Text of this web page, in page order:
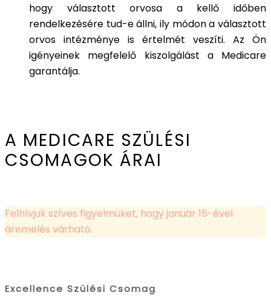
hogy választott orvosa a kellő időben
rendelkezésére tud-e állni, ily módon a választott
orvos intézménye is értelmét veszíti. Az Ön
igényeinek megfelelő kiszolgálást a Medicare
garantálja.
A MEDICARE SZÜLÉSI
CSOMAGOK ÁRAI
Felhívjuk szíves figyelmüket, hogy január 15-ével
áremelés várható.
Excellence Szülési Csomag